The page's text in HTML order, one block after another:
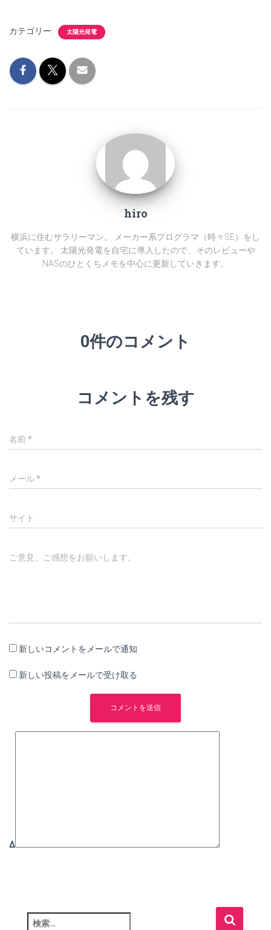
カテゴリー: 太陽光発電
hiro
横浜に住むサラリーマン。 メーカー系プログラマ（時々SE）をし
ています。 太陽光発電を自宅に導入したので、そのレビューや
NASのひとくちメモを中心に更新していきます。
0件のコメント
コメントを残す
名前*
メール*
サイト
ご意見、ご感想をお願いします。
新しいコメントをメールで通知
新しい投稿をメールで受け取る
Δ
検